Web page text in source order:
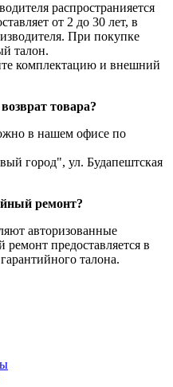
распространияется
от 2 до 30 лет, в
При покупке
талон.
комплектацию и внешний
товара?
в нашем офисе по
город", ул. Будапештская
ремонт?
авторизованные
предоставляется в
талона.